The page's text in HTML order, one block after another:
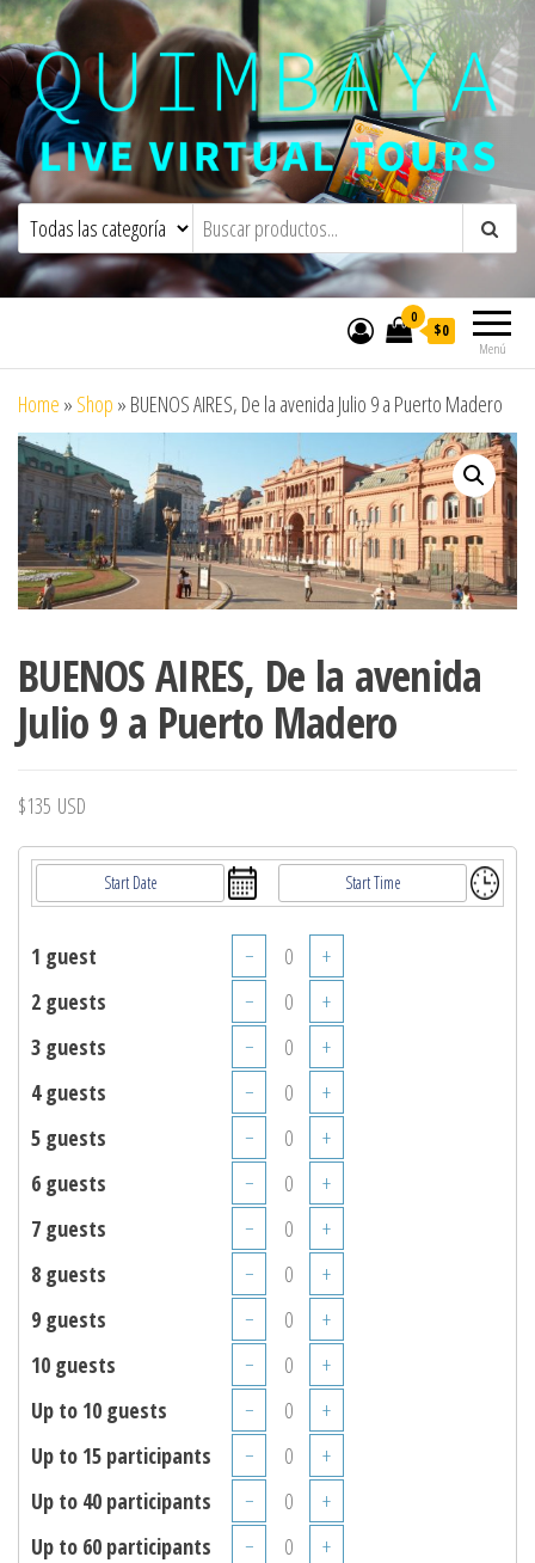
Quimbaya Virtual ToursLive Interactive Virtual Tours and
Menú
0
$0
Home » Shop » BUENOS AIRES, De la avenida Julio 9 a Puerto Madero
BUENOS AIRES, De la avenida
Julio 9 a Puerto Madero
$135 USD
1 guest −
+
2 guests
−
+
3 guests
−
+
4 guests
−
+
5 guests
−
+
6 guests
−
+
7 guests
−
+
8 guests
−
+
9 guests
−
+
10 guests
−
+
Up to 10 guests
−
+
Up to 15 participants
−
+
Up to 40 participants
−
+
Up to 60 participants
−
+